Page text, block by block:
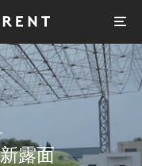
露面